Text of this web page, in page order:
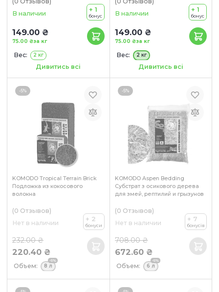
В наличии
149.00 ₴
за кг
75.00 ₴
+ 1
бонус
Вес: 2 кг
Размер:
0.4-1.2 мм
1.4-2.5 мм
Дивитись всі
В наличии
149.00 ₴
за кг
75.00 ₴
+ 1
бонус
Вес: 2 кг
Размер: 2-4 мм
Дивитись всі
-5%
KOMODO Tropical Terrain Brick
Подложка из кокосового
волокна
(0 Отзывов)
Нет в наличии
232.00 ₴
220.40 ₴
+ 2
бонуси
Объем:
-5%
8 л
-5%
KOMODO Aspen Bedding
Субстрат з осикового дерева
для змей, рептилий и грызунов
(0 Отзывов)
Нет в наличии
708.00 ₴
672.60 ₴
+ 7
бонусів
Объем:
-5%
6 л